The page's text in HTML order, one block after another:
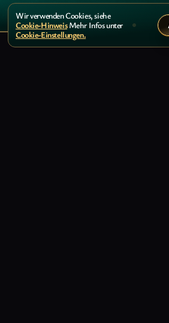
Wir verwenden Cookies, siehe
Cookie-HinweisMehr Infos unter
Cookie-Einstellungen.